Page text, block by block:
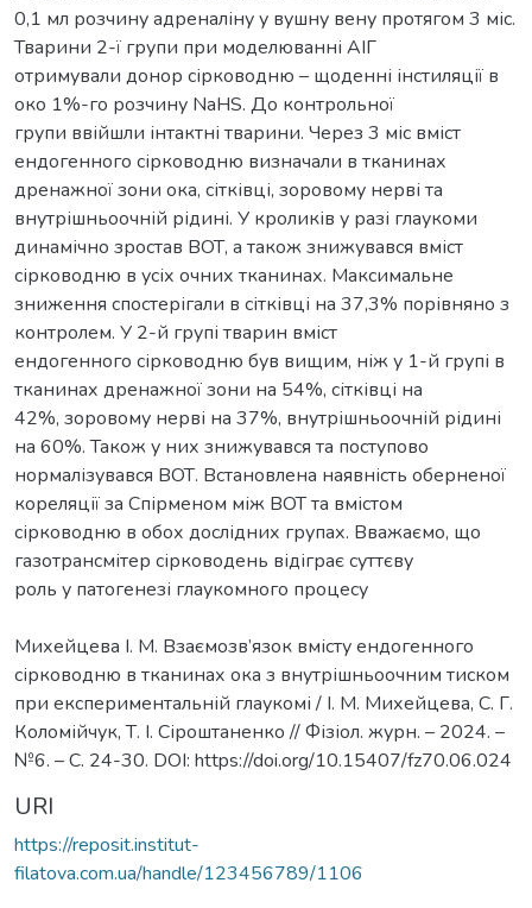
0,1 мл розчину адреналіну у вушну вену протягом 3 міс.
Тварини 2-ї групи при моделюванні АІГ
отримували донор сірководню – щоденні інстиляції в
око 1%-го розчину NaHS. До контрольної
групи ввійшли інтактні тварини. Через 3 міс вміст
ендогенного сірководню визначали в тканинах
дренажної зони ока, сітківці, зоровому нерві та
внутрішньоочній рідині. У кроликів у разі глаукоми
динамічно зростав ВОТ, а також знижувався вміст
сірководню в усіх очних тканинах. Максимальне
зниження спостерігали в сітківці на 37,3% порівняно з
контролем. У 2-й групі тварин вміст
ендогенного сірководню був вищим, ніж у 1-й групі в
тканинах дренажної зони на 54%, сітківці на
42%, зоровому нерві на 37%, внутрішньоочній рідині
на 60%. Також у них знижувався та поступово
нормалізувався ВОТ. Встановлена наявність оберненої
кореляції за Спірменом між ВОТ та вмістом
сірководню в обох дослідних групах. Вважаємо, що
газотрансмітер сірководень відіграє суттєву
роль у патогенезі глаукомного процесу
Михейцева І. М. Взаємозв’язок вмісту ендогенного
сірководню в тканинах ока з внутрішньоочним тиском
при експериментальній глаукомі / І. М. Михейцева, С. Г.
Коломійчук, Т. І. Сіроштаненко // Фізіол. журн. – 2024. –
№6. – С. 24-30. DOI: https://doi.org/10.15407/fz70.06.024
URI
https://reposit.institut-
filatova.com.ua/handle/123456789/1106